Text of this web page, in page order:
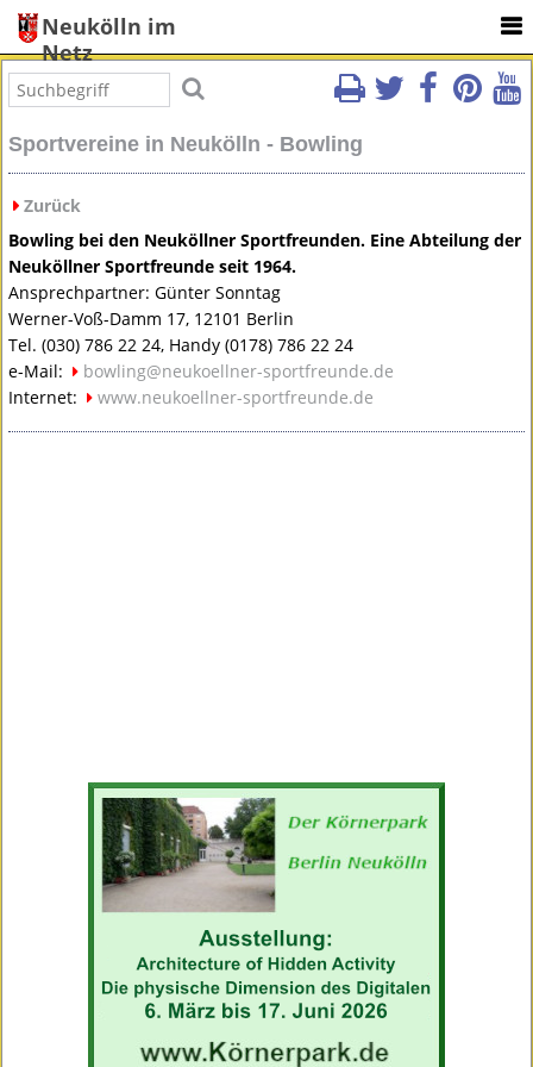
Neukölln im
Netz
Sportvereine in Neukölln - Bowling
Zurück
Bowling bei den Neuköllner Sportfreunden. Eine Abteilung der
Neuköllner Sportfreunde seit 1964.
Ansprechpartner: Günter Sonntag
Werner-Voß-Damm 17, 12101 Berlin
Tel. (030) 786 22 24, Handy (0178) 786 22 24
e-Mail:
bowling@neukoellner-sportfreunde.de
Internet:
www.neukoellner-sportfreunde.de